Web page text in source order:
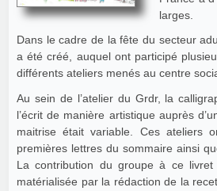
larges.
Dans le cadre de la fête du secteur
a été créé, auquel ont participé
différents ateliers menés au centre
Au sein de l’atelier du Grdr, la
l’écrit de manière artistique auprès
maitrise était variable. Ces ateliers
premières lettres du sommaire ainsi
La contribution du groupe à ce livret
matérialisée par la rédaction de la